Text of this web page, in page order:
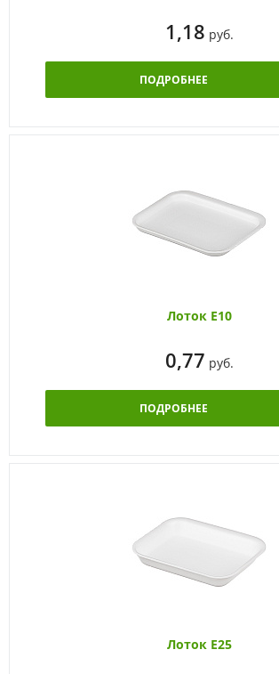
1,18 руб.
ПОДРОБНЕЕ
Лоток Е10
0,77 руб.
ПОДРОБНЕЕ
Лоток Е25